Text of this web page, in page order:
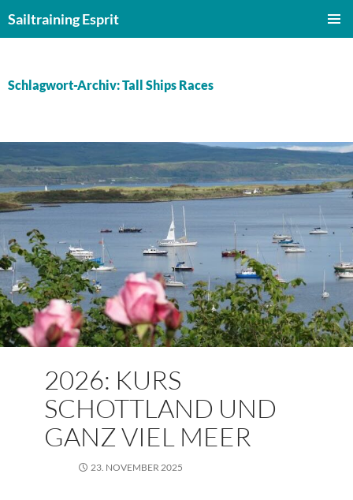
Inhalt
Sailtraining Esprit
Schlagwort-Archiv: Tall Ships Races
2026: KURS
SCHOTTLAND UND
GANZ VIEL MEER
23. NOVEMBER 2025